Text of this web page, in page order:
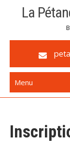
La
Menu